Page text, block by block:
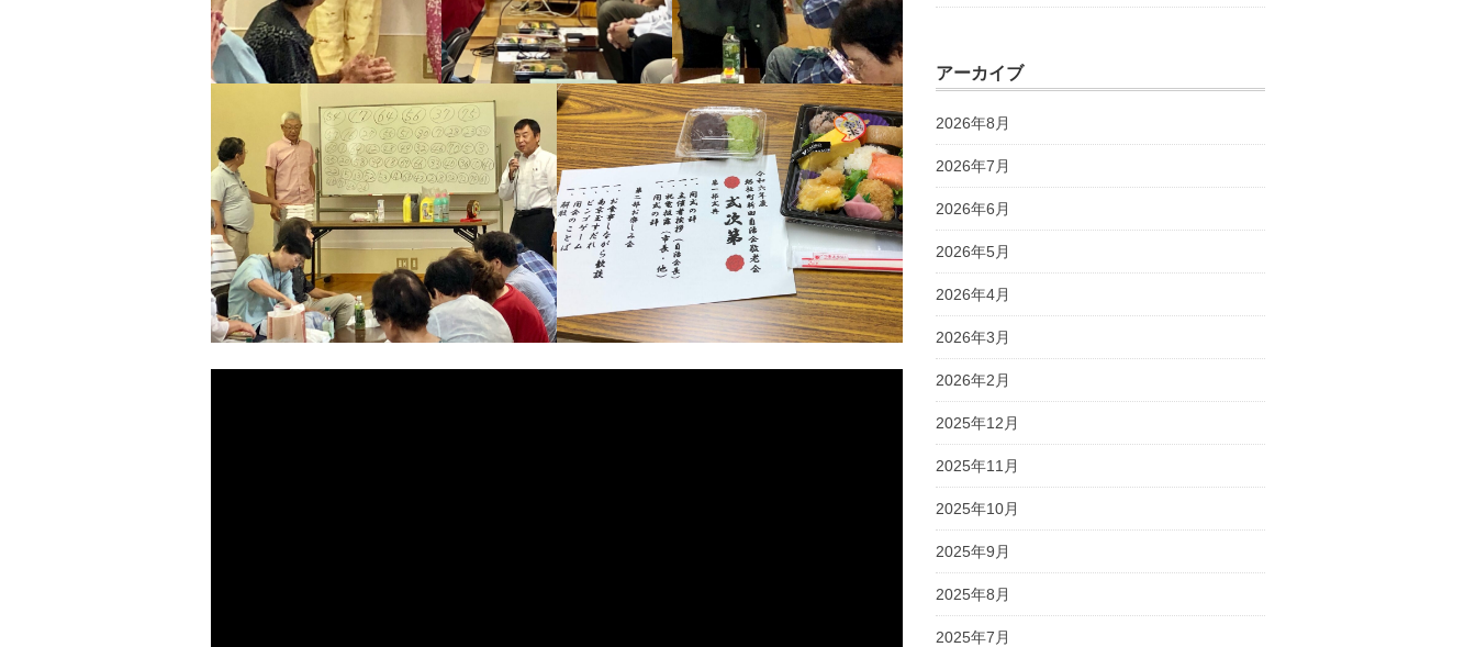
アーカイブ
2026年8月
2026年7月
2026年6月
2026年5月
2026年4月
2026年3月
2026年2月
2025年12月
2025年11月
2025年10月
2025年9月
2025年8月
2025年7月